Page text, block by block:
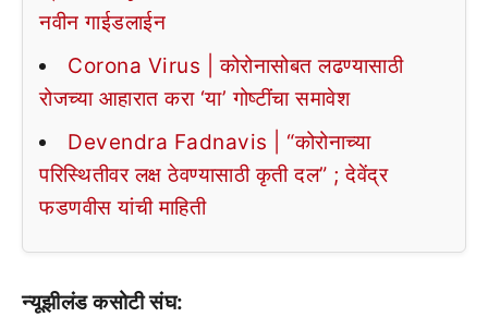
नवीन गाईडलाईन
Corona Virus | कोरोनासोबत लढण्यासाठी
रोजच्या आहारात करा ‘या’ गोष्टींचा समावेश
Devendra Fadnavis | “कोरोनाच्या
परिस्थितीवर लक्ष ठेवण्यासाठी कृती दल” ; देवेंद्र
फडणवीस यांची माहिती
न्यूझीलंड कसोटी संघ: